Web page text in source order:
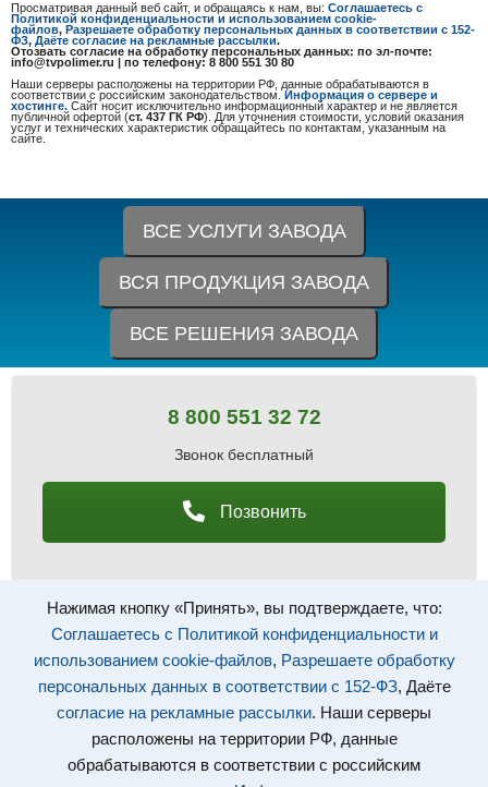
Нажимая кнопку «Принять», вы подтверждаете, что:
Соглашаетесь с Политикой конфиденциальности и
использованием cookie-файлов, Разрешаете обработку
персональных данных в соответствии с 152-ФЗ, Даёте
согласие на рекламные рассылки. Наши серверы
расположены на территории РФ, данные
обрабатываются в соответствии с российским
Просматривая данный веб сайт, и обращаясь к нам, вы: Соглашаетесь с
Политикой конфиденциальности и использованием cookie-
файлов, Разрешаете обработку персональных данных в соответствии с 152-
ФЗ, Даёте согласие на рекламные рассылки.
Отозвать согласие на обработку персональных данных: по эл-почте:
info@tvpolimer.ru | по телефону: 8 800 551 30 80
Наши серверы расположены на территории РФ, данные обрабатываются в
соответствии с российским законодательством.Информация о сервере и
хостинге. Сайт носит исключительно информационный характер и не является
публичной офертой (ст. 437 ГК РФ). Для уточнения стоимости, условий оказания
услуг и технических характеристик обращайтесь по контактам, указанным на
сайте.
ВСЕ УСЛУГИ ЗАВОДА
ВСЯ ПРОДУКЦИЯ ЗАВОДА
ВСЕ РЕШЕНИЯ ЗАВОДА
8 800 551 32 72
Звонок бесплатный
Позвонить
info@tvprus.ru
Ждем ваших заявок
Написать письмо